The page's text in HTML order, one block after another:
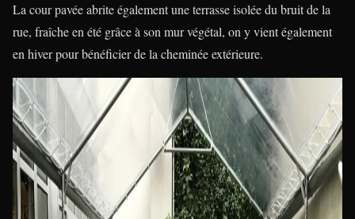
La cour pavée abrite également une terrasse isolée du bruit de la
rue, fraîche en été grâce à son mur végétal, on y vient également
en hiver pour bénéficier de la cheminée extérieure.